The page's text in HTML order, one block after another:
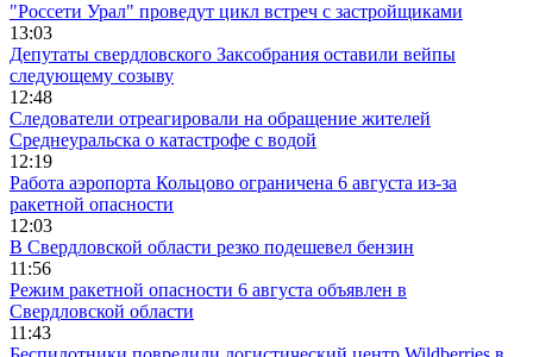
"Россети Урал" проведут цикл встреч с застройщиками
13:03
Депутаты свердловского Заксобрания оставили вейпы
следующему созыву
12:48
Следователи отреагировали на обращение жителей
Среднеуральска о катастрофе с водой
12:19
Работа аэропорта Кольцово ограничена 6 августа из-за
ракетной опасности
12:03
В Свердловской области резко подешевел бензин
11:56
Режим ракетной опасности 6 августа объявлен в
Свердловской области
11:43